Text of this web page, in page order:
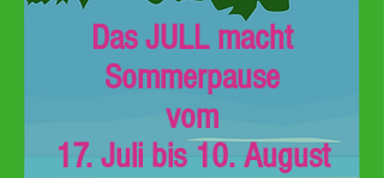
Das JULL macht
Sommerpause
vom
17. Juli bis 10. August